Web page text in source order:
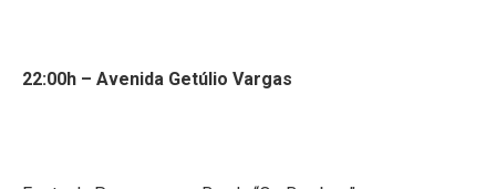
22:00h – Avenida Getúlio Vargas